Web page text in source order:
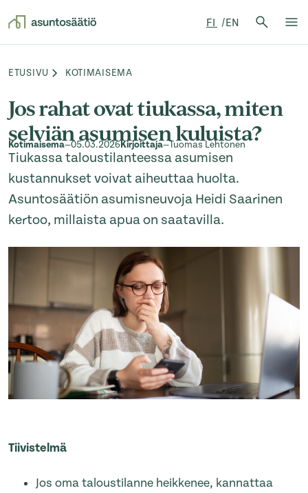
FI EN
Hae:
Browse:
ETUSIVU KOTIMAISEMA
Jos rahat ovat tiukassa, miten
selviän asumisen kuluista?
Kotimaisema—05.03.2026Kirjoittaja—Tuomas Lehtonen
Tiukassa taloustilanteessa asumisen
kustannukset voivat aiheuttaa huolta.
Asuntosäätiön asumisneuvoja Heidi Saarinen
kertoo, millaista apua on saatavilla.
Tiivistelmä
Jos oma taloustilanne heikkenee, kannattaa